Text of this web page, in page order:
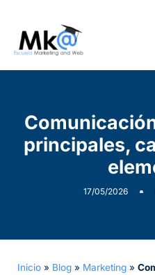
principales,
17/05/2026
Inicio » Blog » Marketing »